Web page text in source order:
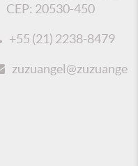
CEP: 20530-450
+55 (21) 2238-8479